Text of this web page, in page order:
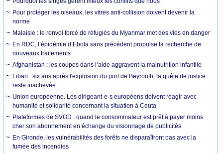
Pour protéger les oiseaux, les vitres anti-collision doivent devenir la
norme
Malaisie : le renvoi forcé de réfugiés du Myanmar met des vies en danger
En RDC, l’épidémie d’Ebola sans précédent propulse la recherche de
nouveaux traitements
Afghanistan : les coupes dans l’aide aggravent la malnutrition infantile
Liban : six ans après l'explosion du port de Beyrouth, la quête de justice
reste inachevée
Union européenne. Les dirigeant·e·s européens doivent réagir avec
humanité et solidarité concernant la situation à Ceuta
Plateformes de SVOD : quand le consommateur est prêt à payer moins
cher son abonnement en échange du visionnage de publicités
En Gironde, les vulnérabilités des forêts ne disparaîtront pas avec la
fumée des incendies